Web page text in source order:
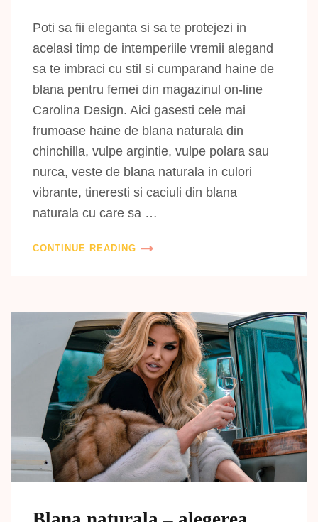
Poti sa fii eleganta si sa te protejezi in
acelasi timp de intemperiile vremii alegand
sa te imbraci cu stil si cumparand haine de
blana pentru femei din magazinul on-line
Carolina Design. Aici gasesti cele mai
frumoase haine de blana naturala din
chinchilla, vulpe argintie, vulpe polara sau
nurca, veste de blana naturala in culori
vibrante, tineresti si caciuli din blana
naturala cu care sa …
CONTINUE READING